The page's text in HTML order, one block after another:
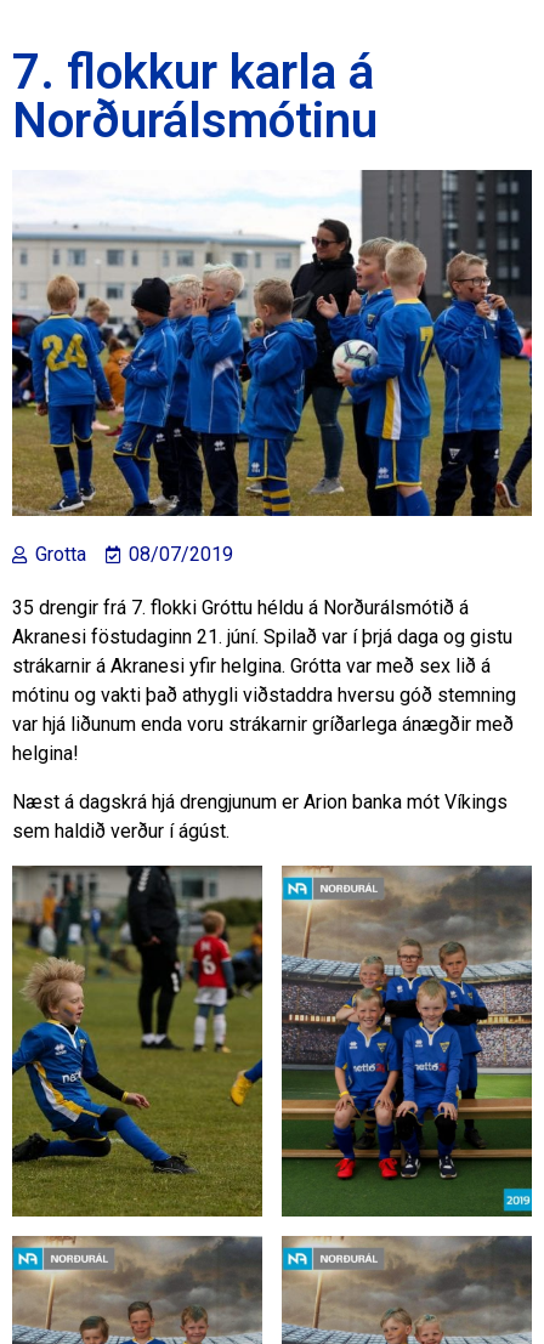
7. flokkur karla á
Norðurálsmótinu
Grotta 08/07/2019
35 drengir frá 7. flokki Gróttu héldu á Norðurálsmótið á
Akranesi föstudaginn 21. júní. Spilað var í þrjá daga og gistu
strákarnir á Akranesi yfir helgina. Grótta var með sex lið á
mótinu og vakti það athygli viðstaddra hversu góð stemning
var hjá liðunum enda voru strákarnir gríðarlega ánægðir með
helgina!
Næst á dagskrá hjá drengjunum er Arion banka mót Víkings
sem haldið verður í ágúst.